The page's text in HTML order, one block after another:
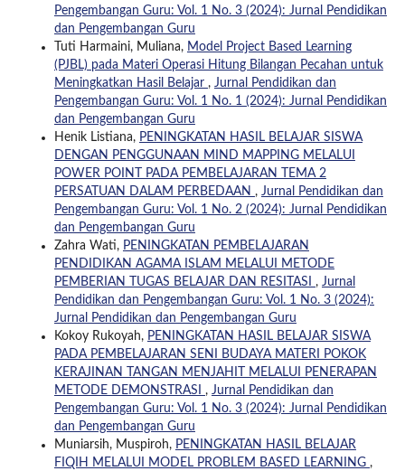
Pengembangan Guru: Vol. 1 No. 3 (2024): Jurnal Pendidikan
dan Pengembangan Guru
Tuti Harmaini, Muliana, Model Project Based Learning
(PJBL) pada Materi Operasi Hitung Bilangan Pecahan untuk
Meningkatkan Hasil Belajar , Jurnal Pendidikan dan
Pengembangan Guru: Vol. 1 No. 1 (2024): Jurnal Pendidikan
dan Pengembangan Guru
Henik Listiana, PENINGKATAN HASIL BELAJAR SISWA
DENGAN PENGGUNAAN MIND MAPPING MELALUI
POWER POINT PADA PEMBELAJARAN TEMA 2
PERSATUAN DALAM PERBEDAAN , Jurnal Pendidikan dan
Pengembangan Guru: Vol. 1 No. 2 (2024): Jurnal Pendidikan
dan Pengembangan Guru
Zahra Wati, PENINGKATAN PEMBELAJARAN
PENDIDIKAN AGAMA ISLAM MELALUI METODE
PEMBERIAN TUGAS BELAJAR DAN RESITASI , Jurnal
Pendidikan dan Pengembangan Guru: Vol. 1 No. 3 (2024):
Jurnal Pendidikan dan Pengembangan Guru
Kokoy Rukoyah, PENINGKATAN HASIL BELAJAR SISWA
PADA PEMBELAJARAN SENI BUDAYA MATERI POKOK
KERAJINAN TANGAN MENJAHIT MELALUI PENERAPAN
METODE DEMONSTRASI , Jurnal Pendidikan dan
Pengembangan Guru: Vol. 1 No. 3 (2024): Jurnal Pendidikan
dan Pengembangan Guru
Muniarsih, Muspiroh, PENINGKATAN HASIL BELAJAR
FIQIH MELALUI MODEL PROBLEM BASED LEARNING ,